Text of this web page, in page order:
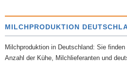
MILCHPRODUKTION
Milchproduktion in Deutschland: Sie
Anzahl der Kühe, Milchlieferanten und